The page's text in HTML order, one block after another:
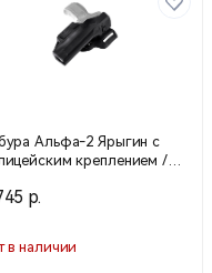
Альфа-2 Ярыгин с
креплением /
р.
в наличии